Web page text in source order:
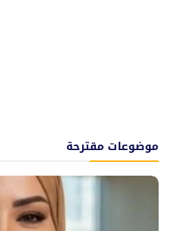
موضوعات مقترحة